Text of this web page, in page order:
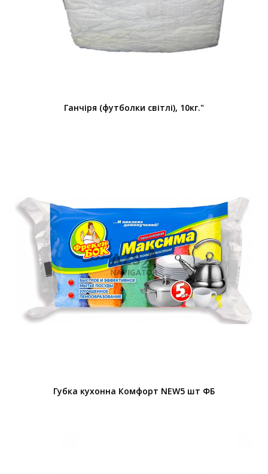
Ганчіря (футболки світлі), 10кг."
Губка кухонна Комфорт NEW5 шт ФБ